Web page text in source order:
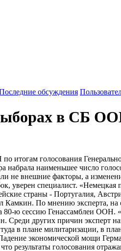
обсуждения
в СБ
итогам голосования
набрала наименьшее число
не внешние факторы, а
специалист. «Немецкая
страны - Португалия,
Камкин. По мнению эксперта,
ю сессию Генассамблеи
Среди других причин эксперт
в плане милитаризации, в
экономической мощи
результаты голосования